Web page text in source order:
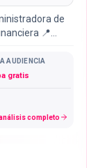
de
📍
AUDIENCIA
gratis
completo